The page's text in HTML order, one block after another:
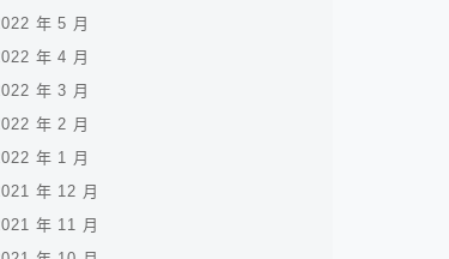
年 5 月
年 4 月
年 3 月
年 2 月
年 1 月
年 12 月
年 11 月